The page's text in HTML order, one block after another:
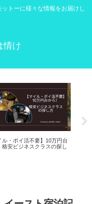
トーに様々な情報をお届けし
情け
ル・ポイ活不要】10万円台
格安ビジネスクラスの探し